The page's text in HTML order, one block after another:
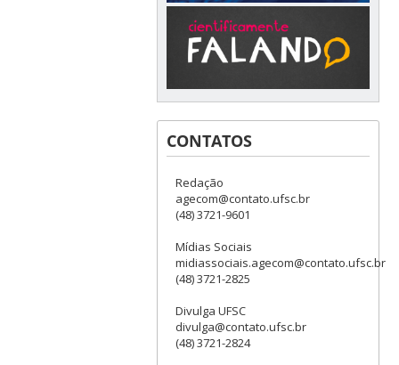
CONTATOS
Redação
agecom@contato.ufsc.br
(48) 3721-9601
Mídias Sociais
midiassociais.agecom@contato.ufsc.br
(48) 3721-2825
Divulga UFSC
divulga@contato.ufsc.br
(48) 3721-2824